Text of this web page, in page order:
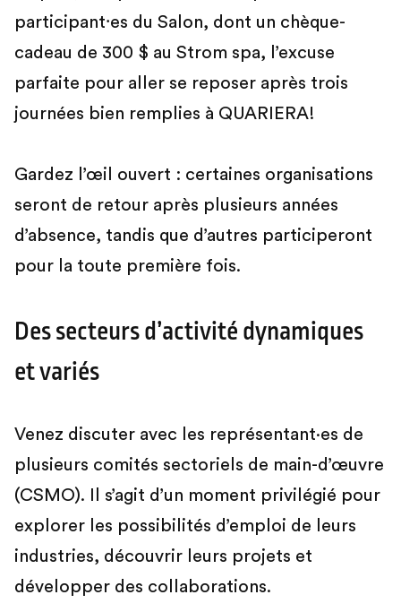
participant⸱es du Salon, dont un chèque-
cadeau de 300 $ au Strom spa, l’excuse
parfaite pour aller se reposer après trois
journées bien remplies à QUARIERA!
Gardez l’œil ouvert : certaines organisations
seront de retour après plusieurs années
d’absence, tandis que d’autres participeront
pour la toute première fois.
Des secteurs d’activité dynamiques
et variés
Venez discuter avec les représentant·es de
plusieurs comités sectoriels de main-d’œuvre
(CSMO). Il s’agit d’un moment privilégié pour
explorer les possibilités d’emploi de leurs
industries, découvrir leurs projets et
développer des collaborations.